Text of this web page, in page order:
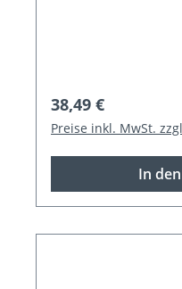
Regulärer Preis:
38,49 €
Preise inkl. MwSt.
In